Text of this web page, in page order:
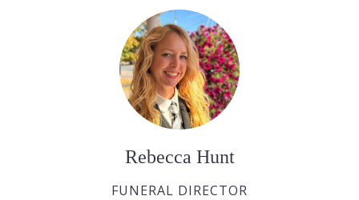
Rebecca Hunt
FUNERAL DIRECTOR